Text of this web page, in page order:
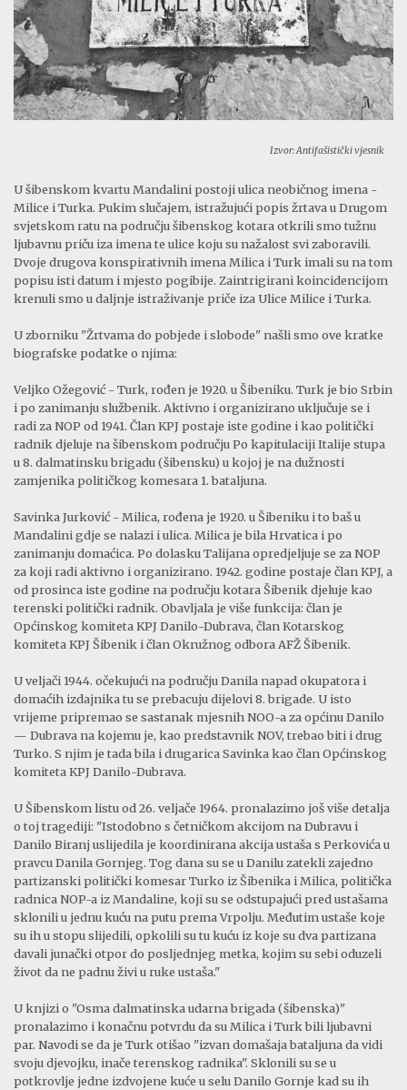
Izvor: Antifašistički vjesnik
U šibenskom kvartu Mandalini postoji ulica neobičnog imena -
Milice i Turka. Pukim slučajem, istražujući popis žrtava u Drugom
svjetskom ratu na području šibenskog kotara otkrili smo tužnu
ljubavnu priču iza imena te ulice koju su nažalost svi zaboravili.
Dvoje drugova konspirativnih imena Milica i Turk imali su na tom
popisu isti datum i mjesto pogibije. Zaintrigirani koincidencijom
krenuli smo u daljnje istraživanje priče iza Ulice Milice i Turka.
U zborniku "Žrtvama do pobjede i slobode" našli smo ove kratke
biografske podatke o njima:
Veljko Ožegović - Turk, rođen je 1920. u Šibeniku. Turk je bio Srbin
i po zanimanju službenik. Aktivno i organizirano uključuje se i
radi za NOP od 1941. Član KPJ postaje iste godine i kao politički
radnik djeluje na šibenskom području Po kapitulaciji Italije stupa
u 8. dalmatinsku brigadu (šibensku) u kojoj je na dužnosti
zamjenika političkog komesara 1. bataljuna.
Savinka Jurković - Milica, rođena je 1920. u Šibeniku i to baš u
Mandalini gdje se nalazi i ulica. Milica je bila Hrvatica i po
zanimanju domaćica. Po dolasku Talijana opredjeljuje se za NOP
za koji radi aktivno i organizirano. 1942. godine postaje član KPJ, a
od prosinca iste godine na području kotara Šibenik djeluje kao
terenski politički radnik. Obavljala je više funkcija: član je
Općinskog komiteta KPJ Danilo-Dubrava, član Kotarskog
komiteta KPJ Šibenik i član Okružnog odbora AFŽ Šibenik.
U veljači 1944. očekujući na području Danila napad okupatora i
domaćih izdajnika tu se prebacuju dijelovi 8. brigade. U isto
vrijeme pripremao se sastanak mjesnih NOO-a za općinu Danilo
— Dubrava na kojemu je, kao predstavnik NOV, trebao biti i drug
Turko. S njim je tada bila i drugarica Savinka kao član Općinskog
komiteta KPJ Danilo-Dubrava.
U Šibenskom listu od 26. veljače 1964. pronalazimo još više detalja
o toj tragediji: "Istodobno s četničkom akcijom na Dubravu i
Danilo Biranj uslijedila je koordinirana akcija ustaša s Perkovića u
pravcu Danila Gornjeg. Tog dana su se u Danilu zatekli zajedno
partizanski politički komesar Turko iz Šibenika i Milica, politička
radnica NOP-a iz Mandaline, koji su se odstupajući pred ustašama
sklonili u jednu kuću na putu prema Vrpolju. Međutim ustaše koje
su ih u stopu slijedili, opkolili su tu kuću iz koje su dva partizana
davali junački otpor do posljednjeg metka, kojim su sebi oduzeli
život da ne padnu živi u ruke ustaša."
U knjizi o "Osma dalmatinska udarna brigada (šibenska)"
pronalazimo i konačnu potvrdu da su Milica i Turk bili ljubavni
par. Navodi se da je Turk otišao "izvan domašaja bataljuna da vidi
svoju djevojku, inače terenskog radnika". Sklonili su se u
potkrovlje jedne izdvojene kuće u selu Danilo Gornje kad su ih